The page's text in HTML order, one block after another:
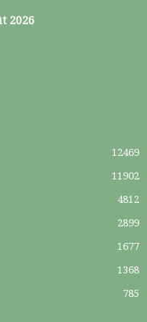
2026
12469
11902
4812
2899
1677
1368
785